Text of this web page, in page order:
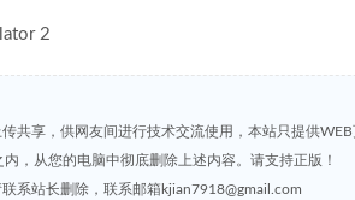
共享，供网友间进行技术交流使用，本站只提供
，从您的电脑中彻底删除上述内容。请支持正版！
系站长删除，联系邮箱kjian7918@gmail.com